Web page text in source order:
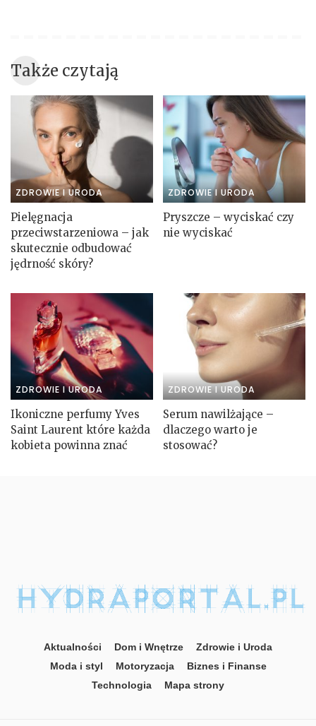
Także czytają
ZDROWIE I URODA
Pielęgnacja
przeciwstarzeniowa – jak
skutecznie odbudować
jędrność skóry?
ZDROWIE I URODA
Pryszcze – wyciskać czy
nie wyciskać
ZDROWIE I URODA
Ikoniczne perfumy Yves
Saint Laurent które każda
kobieta powinna znać
ZDROWIE I URODA
Serum nawilżające –
dlaczego warto je
stosować?
Aktualności Dom i Wnętrze
Zdrowie i Uroda
Moda i styl
Motoryzacja
Biznes i Finanse
Technologia
Mapa strony